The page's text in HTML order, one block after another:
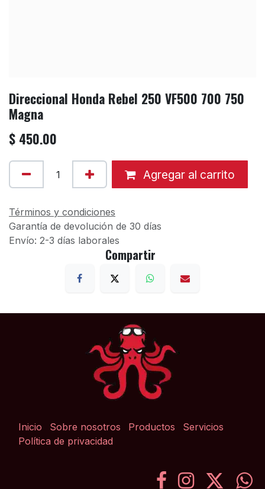
Direccional Honda Rebel 250 VF500 700 750
Magna
$ 450.00
Agregar al carrito
Términos y condiciones
Garantía de devolución de 30 días
Envío: 2-3 días laborales
Compartir
Inicio Sobre nosotros Productos
Servicios
Política de privacidad